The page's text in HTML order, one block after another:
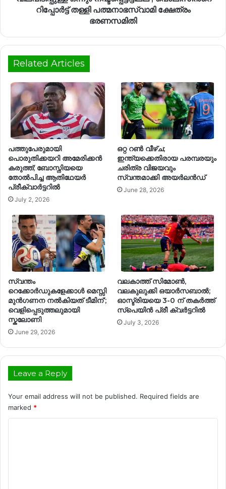
റിപ്പോര്‍ട്ട് തള്ളി പത്മനാഭസ്വാമി ക്ഷേത്രം
ഭരണസമിതി
Related Articles
പത്തുപേരുമായി
പൊരുതിക്കയറി അമേരിക്കൻ
കരുത്ത്; ബോസ്നിയയെ
തോൽപിച്ച ആതിഥേയർ
പ്രീക്വാർട്ടറിൽ
July 2, 2026
ഒറ്റ റൺ വീഴ്ച;
ഇന്ത്യക്കെതിരായ പരമ്പരയും
ചരിത്ര വിജയവും
സ്വന്തമാക്കി അയർലൻഡ്
June 28, 2026
സ്വന്തം
റെക്കോർഡുകളേക്കാൾ മെസ്സി
മുൻഗണന നൽകിയത് ടീമിന്’;
വെളിപ്പെടുത്തലുമായി
സ്കലോണി
June 29, 2026
വലകാത്ത് സിമോൺ,
വലകുലുക്കി ഒയാർസബാൽ;
ഓസ്ട്രിയയെ 3-0 ന് തകർത്ത്
സ്പെയിൻ പ്രീ ക്വർട്ടറിൽ
July 3, 2026
Leave a Reply
Your email address will not be published. Required fields are
marked *